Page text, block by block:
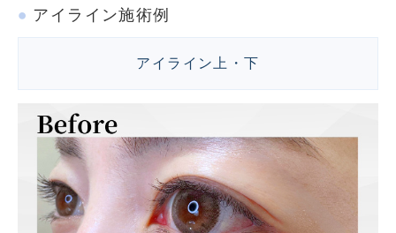
アイライン施術例
アイライン上・下